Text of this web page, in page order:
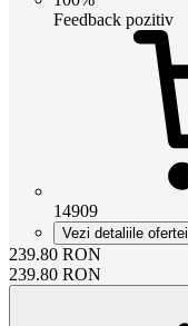
Feedback pozitiv
14909
Vezi detaliile ofertei
239.80 RON
239.80 RON